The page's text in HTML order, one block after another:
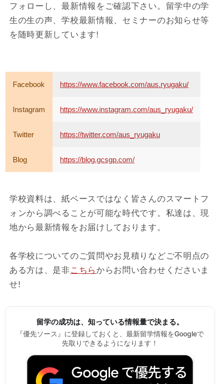
フォローし、最新情報をご確認下さい。留学中の学
生の生の声、学校最新情報、セミナーのお知らせ等
を随時更新しています!
Facebook https://www.facebook.com/aus.ryugaku/
Instagram https://www.instagram.com/aus_ryugaku/
Twitter https://twitter.com/aus_ryugaku
Blog https://blog.gcsgp.com/
学校資料は、紙ベースではなく皆さんのスマートフ
ォンから調べることが可能な時代です。私達は、現
地から最新情報をお届けしております。
各学校についてのご質問やお見積りなどご不明点の
ある方は、是非こちら からお問い合わせくださいま
せ!
留学の成功は、知っている情報量で決まる。
『優先ソース』に登録しておくと、最新留学情報をGoogleで
先取りできるようになります！